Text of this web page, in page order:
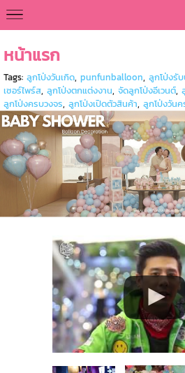
หน้าแรก
Tags: ลูกโป่งวันเกิด, punfunballoon, ลูกโป่งรั
เซอร์ไพร์ส, ลูกโป่งตกแต่งงาน, จัดลูกโป่งอีเวนต์,
ลูกโป่งครบวงจร, ลูกโป่งเปิดตัวสินค้า, ลูกโป่งวัน